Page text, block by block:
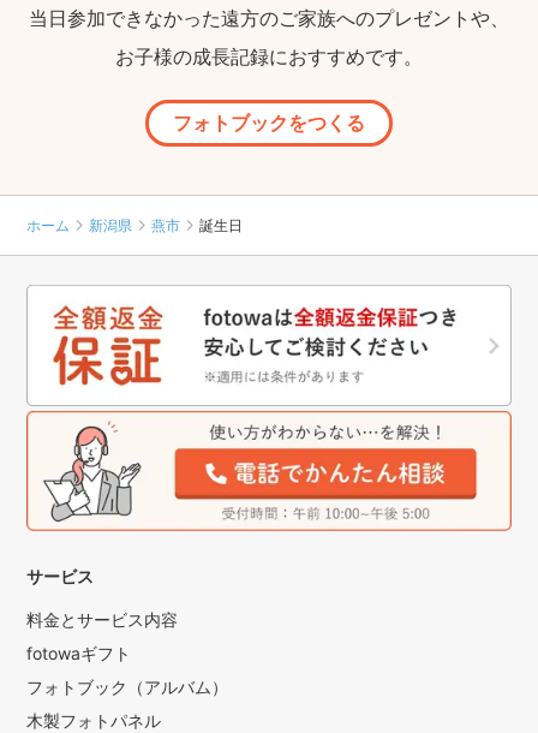
当日参加できなかった遠方のご家族へのプレゼントや、
お子様の成長記録におすすめです。
フォトブックをつくる
ホーム 新潟県 燕市 誕生日
サービス
料金とサービス内容
fotowaギフト
フォトブック（アルバム）
木製フォトパネル